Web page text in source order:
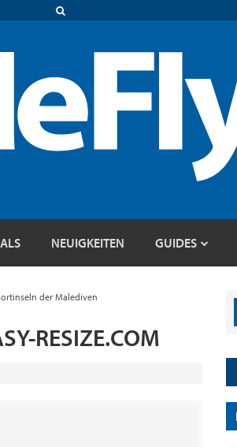
NEUIGKEITEN GUIDES
der Malediven
RESIZE.COM